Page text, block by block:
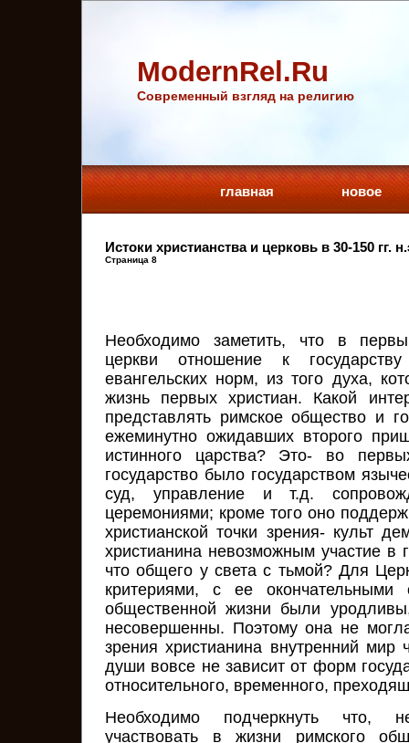
ModernRel.Ru
Cовременный взгляд на религию
главная новое
Истоки христианства и церковь в 30-150 гг.
Страница 8
Необходимо заметить, что в
церкви отношение к
евангельских норм, из того духа,
жизнь первых христиан. Какой
представлять римское общество и
ежеминутно ожидавших второго
истинного царства? Это- во
государство было государством
суд, управление и т.д.
церемониями; кроме того оно
христианской точки зрения- культ
христианина невозможным участие в
что общего у света с тьмой? Для
критериями, с ее
общественной жизни были
несовершенны. Поэтому она не
зрения христианина внутренний мир
души вовсе не зависит от форм
относительного, временного,
Необходимо подчеркнуть что,
участвовать в жизни римского